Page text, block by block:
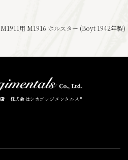
用 M1916 ホルスター (Boyt 1942年製)
株式会社シカゴレジメンタルス®